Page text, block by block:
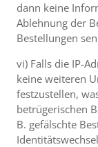
dann keine
Ablehnung der
Bestellungen
vi) Falls die IP-
keine weiteren
festzustellen,
betrügerischen
B. gefälschte